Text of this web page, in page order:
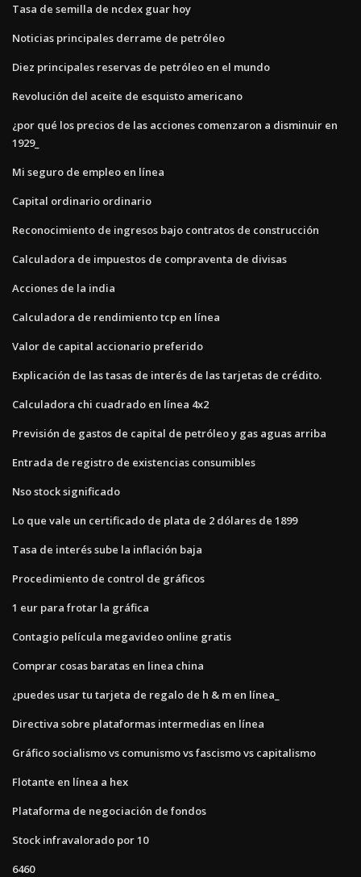
Tasa de semilla de ncdex guar hoy
Noticias principales derrame de petróleo
Diez principales reservas de petróleo en el mundo
Revolución del aceite de esquisto americano
¿por qué los precios de las acciones comenzaron a disminuir en
1929_
Mi seguro de empleo en línea
Capital ordinario ordinario
Reconocimiento de ingresos bajo contratos de construcción
Calculadora de impuestos de compraventa de divisas
Acciones de la india
Calculadora de rendimiento tcp en línea
Valor de capital accionario preferido
Explicación de las tasas de interés de las tarjetas de crédito.
Calculadora chi cuadrado en línea 4x2
Previsión de gastos de capital de petróleo y gas aguas arriba
Entrada de registro de existencias consumibles
Nso stock significado
Lo que vale un certificado de plata de 2 dólares de 1899
Tasa de interés sube la inflación baja
Procedimiento de control de gráficos
1 eur para frotar la gráfica
Contagio película megavideo online gratis
Comprar cosas baratas en linea china
¿puedes usar tu tarjeta de regalo de h & m en línea_
Directiva sobre plataformas intermedias en línea
Gráfico socialismo vs comunismo vs fascismo vs capitalismo
Flotante en línea a hex
Plataforma de negociación de fondos
Stock infravalorado por 10
6460